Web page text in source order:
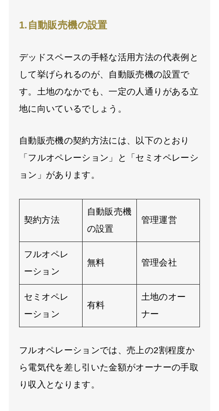
1.自動販売機の設置
デッドスペースの手軽な活用方法の代表例と
して挙げられるのが、自動販売機の設置で
す。土地のなかでも、一定の人通りがある立
地に向いているでしょう。
自動販売機の契約方法には、以下のとおり
「フルオペレーション」と「セミオペレーシ
ョン」があります。
契約方法
自動販売機
の設置
管理運営
フルオペレ
ーション
無料 管理会社
セミオペレ
ーション
有料
土地のオー
ナー
フルオペレーションでは、売上の2割程度か
ら電気代を差し引いた金額がオーナーの手取
り収入となります。